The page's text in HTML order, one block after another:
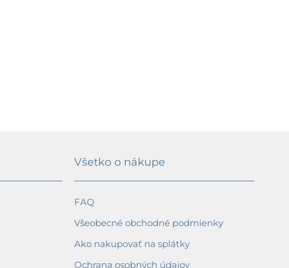
Všetko o nákupe
FAQ
Všeobecné obchodné podmienky
Ako nakupovať na splátky
Ochrana osobných údajov